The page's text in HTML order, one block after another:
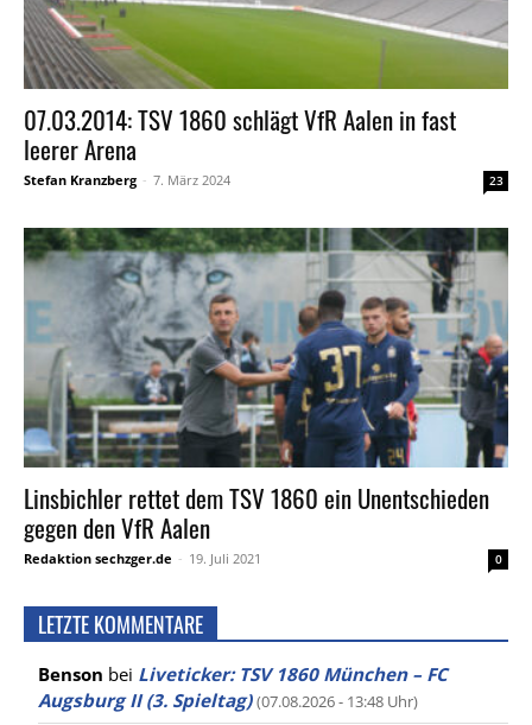
07.03.2014: TSV 1860 schlägt VfR Aalen in fast
leerer Arena
Stefan Kranzberg - 7. März 2024 23
Linsbichler rettet dem TSV 1860 ein Unentschieden
gegen den VfR Aalen
Redaktion sechzger.de - 19. Juli 2021 0
LETZTE KOMMENTARE
Benson bei Liveticker: TSV 1860 München – FC
Augsburg II (3. Spieltag) (07.08.2026 - 13:48 Uhr)